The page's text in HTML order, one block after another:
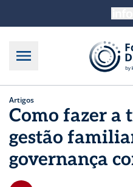
Artigos
Como fazer a
gestão
governança